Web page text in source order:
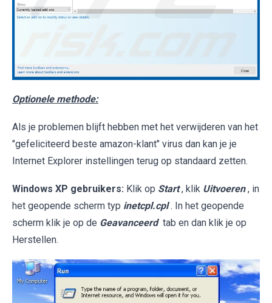
Optionele methode:
Als je problemen blijft hebben met het verwijderen van het
"gefeliciteerd beste amazon-klant" virus dan kan je je
Internet Explorer instellingen terug op standaard zetten.
Windows XP gebruikers: Klik op Start , klik Uitvoeren , in
het geopende scherm typ inetcpl.cpl . In het geopende
scherm klik je op de Geavanceerd tab en dan klik je op
Herstellen.